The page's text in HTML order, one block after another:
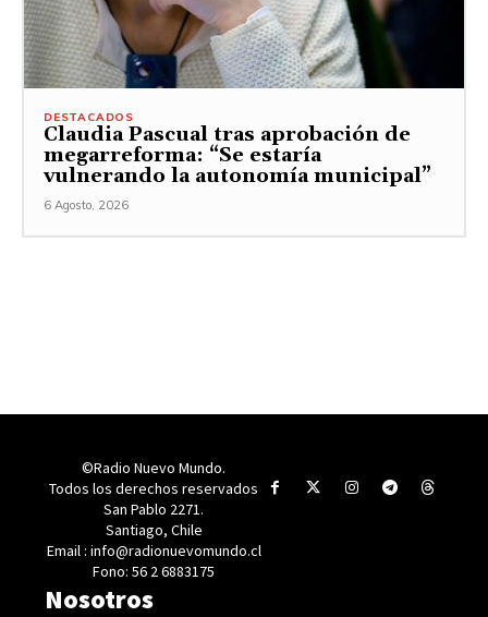
DESTACADOS
Claudia Pascual tras aprobación de
megarreforma: “Se estaría
vulnerando la autonomía municipal”
6 Agosto, 2026
©Radio Nuevo Mundo.
Todos los derechos reservados
San Pablo 2271.
Santiago, Chile
Email : info@radionuevomundo.cl
Fono: 56 2 6883175
Nosotros